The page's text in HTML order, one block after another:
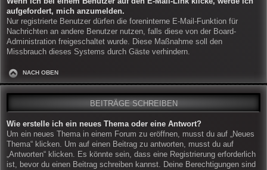
aufgefordert, mich anzumelden.
Nur registrierte Benutzer dürfen die foreninterne E-Mail-Funktion für
Nachrichten an andere Benutzer nutzen, falls diese von der Board-
Administration freigeschaltet wurde. Diese Maßnahme soll den
Missbrauch dieses Systems durch Gäste verhindern.
NACH OBEN
BEITRÄGE SCHREIBEN
Wie erstelle ich ein neues Thema oder eine Antwort?
Um ein neues Thema in einem Forum zu eröffnen, musst du auf „Neues
Thema“ klicken. Um auf einen Beitrag zu antworten, musst du auf
„Antworten“ klicken. Es könnte sein, dass eine Registrierung erforderlich
ist, bevor du einen Beitrag schreiben kannst. Deine Berechtigungen sind